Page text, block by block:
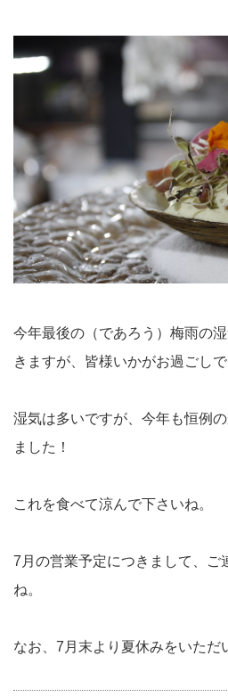
今年最後の（であろう）梅雨の
きますが、皆様いかがお過ごし
湿気は多いですが、今年も恒例
ました！
これを食べて涼んで下さいね。
7月の営業予定につきまして、ご
ね。
なお、7月末より夏休みをいただ